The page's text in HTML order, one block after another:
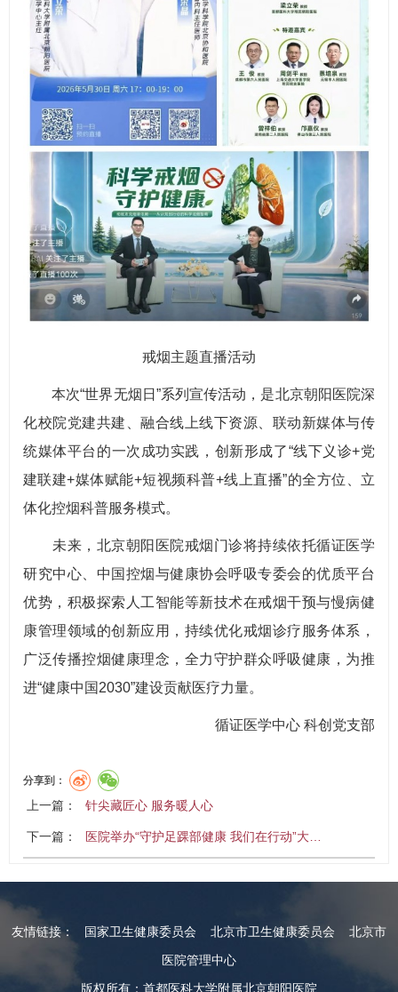
戒烟主题直播活动
本次“世界无烟日”系列宣传活动，是北京朝阳医院深
化校院党建共建、融合线上线下资源、联动新媒体与传
统媒体平台的一次成功实践，创新形成了“线下义诊+党
建联建+媒体赋能+短视频科普+线上直播”的全方位、立
体化控烟科普服务模式。
未来，北京朝阳医院戒烟门诊将持续依托循证医学
研究中心、中国控烟与健康协会呼吸专委会的优质平台
优势，积极探索人工智能等新技术在戒烟干预与慢病健
康管理领域的创新应用，持续优化戒烟诊疗服务体系，
广泛传播控烟健康理念，全力守护群众呼吸健康，为推
进“健康中国2030”建设贡献医疗力量。
循证医学中心 科创党支部
分享到：
上一篇： 针尖藏匠心 服务暖人心
下一篇： 医院举办“守护足踝部健康 我们在行动”大…
友情链接： 国家卫生健康委员会 北京市卫生健康委员会
北京市
医院管理中心
版权所有：首都医科大学附属北京朝阳医院